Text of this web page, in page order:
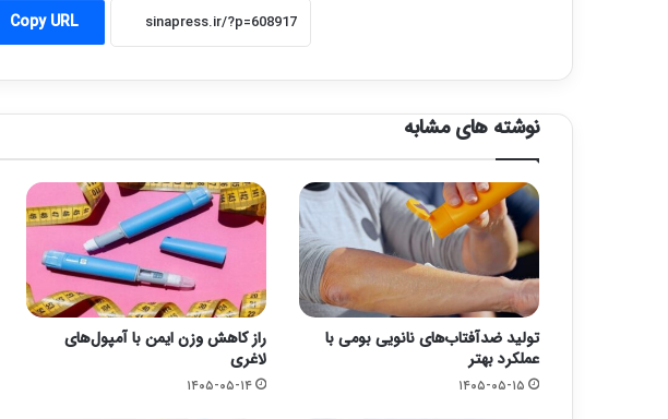
Copy URL
نوشته های مشابه
تولید ضدآفتاب‌های نانویی بومی با
عملکرد بهتر
۱۴۰۵-۰۵-۱۵
راز کاهش وزن ایمن با آمپول‌های
لاغری
۱۴۰۵-۰۵-۱۴